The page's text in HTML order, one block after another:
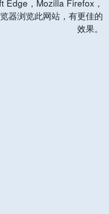
Edge，Mozilla Firefox，
器浏览此网站，有更佳的
效果。